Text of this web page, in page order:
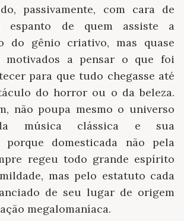
passivamente, com cara de
de quem assiste a
do gênio criativo, mas quase
motivados a pensar o que foi
para que tudo chegasse até
do horror ou o da beleza.
não poupa mesmo o universo
música clássica e sua
porque domesticada não pela
regeu todo grande espírito
mas pelo estatuto cada
de seu lugar de origem
megalomaníaca.